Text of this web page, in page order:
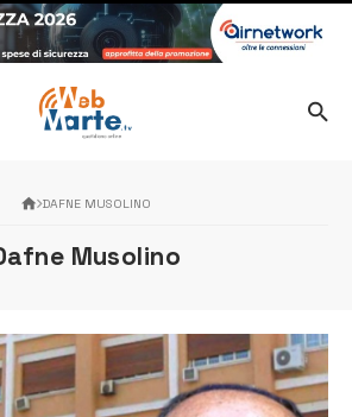
DAFNE MUSOLINO
Musolino